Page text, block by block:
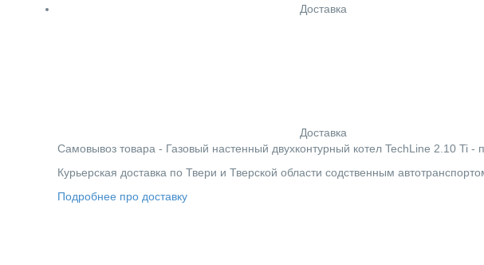
Доставка
Доставка
Cамовывоз товара - Газовый настенный двухконтурный котел TechLine 2.10 Ti -
Курьерская доставка по Твери и Тверской области содственным
Подробнее про доставку